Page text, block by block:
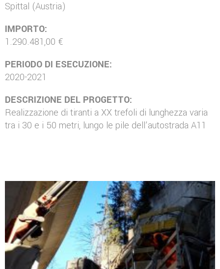
Spittal (Austria)
IMPORTO:
1.290.481,00 €
PERIODO DI ESECUZIONE:
2020-2021
DESCRIZIONE DEL PROGETTO:
Realizzazione di tiranti a XX trefoli di lunghezza varia
tra i 30 e i 50 metri, lungo le pile dell’autostrada A11